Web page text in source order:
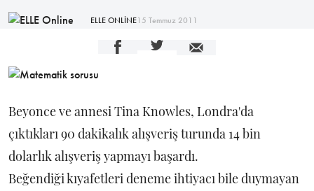
ELLE ONLİNE15 Temmuz 2011
Beyonce ve annesi Tina Knowles, Londra'da
çıktıkları 90 dakikalık alışveriş turunda 14 bin
dolarlık alışveriş yapmayı başardı.
Beğendiği kıyafetleri deneme ihtiyacı bile duymayan